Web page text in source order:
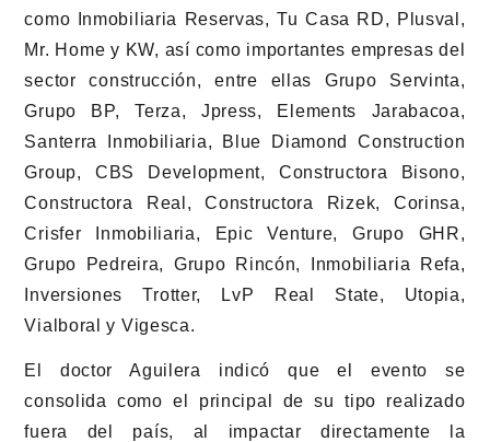
como Inmobiliaria Reservas, Tu Casa RD, Plusval,
Mr. Home y KW, así como importantes empresas del
sector construcción, entre ellas Grupo Servinta,
Grupo BP, Terza, Jpress, Elements Jarabacoa,
Santerra Inmobiliaria, Blue Diamond Construction
Group, CBS Development, Constructora Bisono,
Constructora Real, Constructora Rizek, Corinsa,
Crisfer Inmobiliaria, Epic Venture, Grupo GHR,
Grupo Pedreira, Grupo Rincón, Inmobiliaria Refa,
Inversiones Trotter, LvP Real State, Utopia,
Vialboral y Vigesca.
El doctor Aguilera indicó que el evento se
consolida como el principal de su tipo realizado
fuera del país, al impactar directamente la